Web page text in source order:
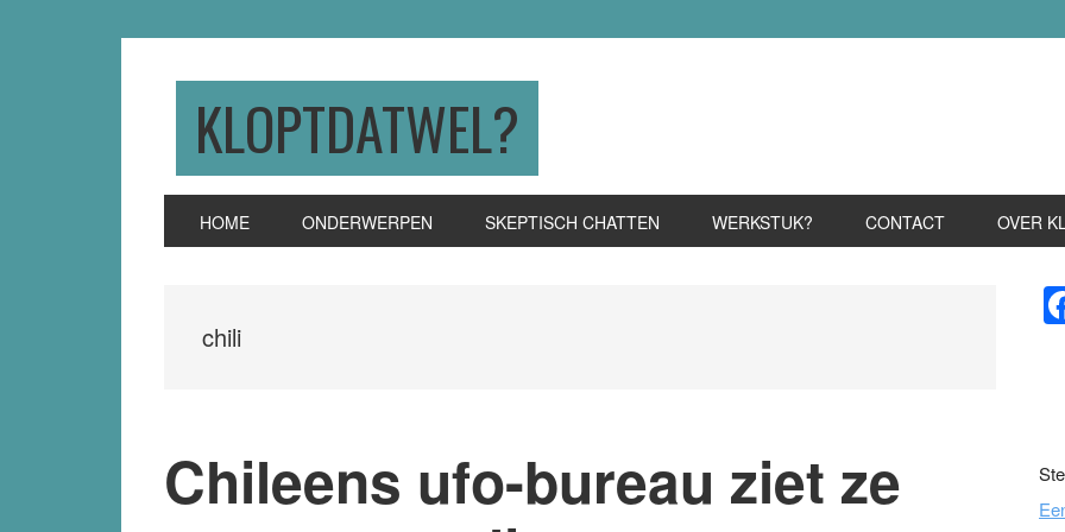
KLOPTDATWEL?
HOME ONDERWERPEN SKEPTISCH CHATTEN WERKSTUK? CONTACT OVER
chili
Chileens ufo-bureau ziet ze